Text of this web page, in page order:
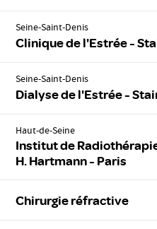
Seine-Saint-Denis
Clinique de l'Estrée -
Seine-Saint-Denis
Dialyse de l'Estrée -
Haut-de-Seine
Institut de
H. Hartmann - Paris
Chirurgie réfractive